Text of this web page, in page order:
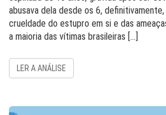
abusava dela desde os 6,
crueldade do estupro em si e das
a maioria das vítimas brasileiras […]
LER A ANÁLISE